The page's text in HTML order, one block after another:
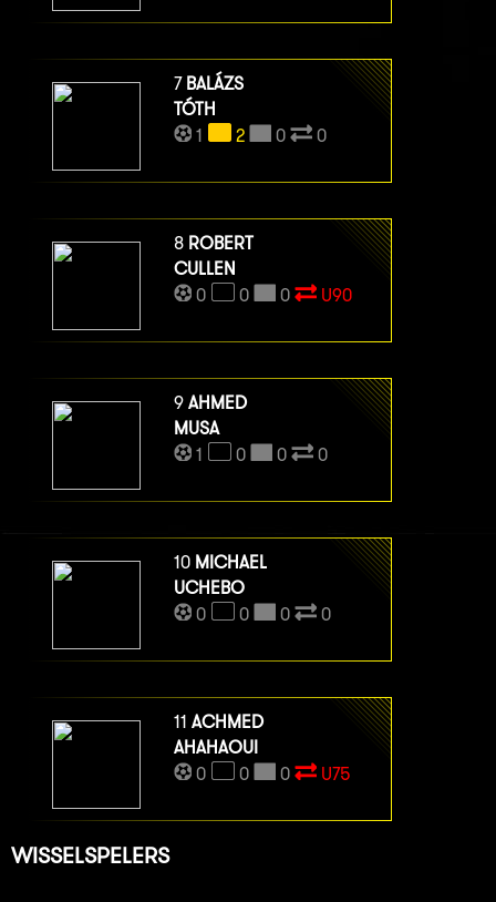
7 BALÁZS
TÓTH
1
2 0 0
8 ROBERT
CULLEN
0
0 0 U90
9 AHMED
MUSA
1
0 0 0
10 MICHAEL
UCHEBO
0
0 0 0
11 ACHMED
AHAHAOUI
0
0 0 U75
WISSELSPELERS